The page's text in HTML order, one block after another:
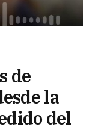
de
la
del